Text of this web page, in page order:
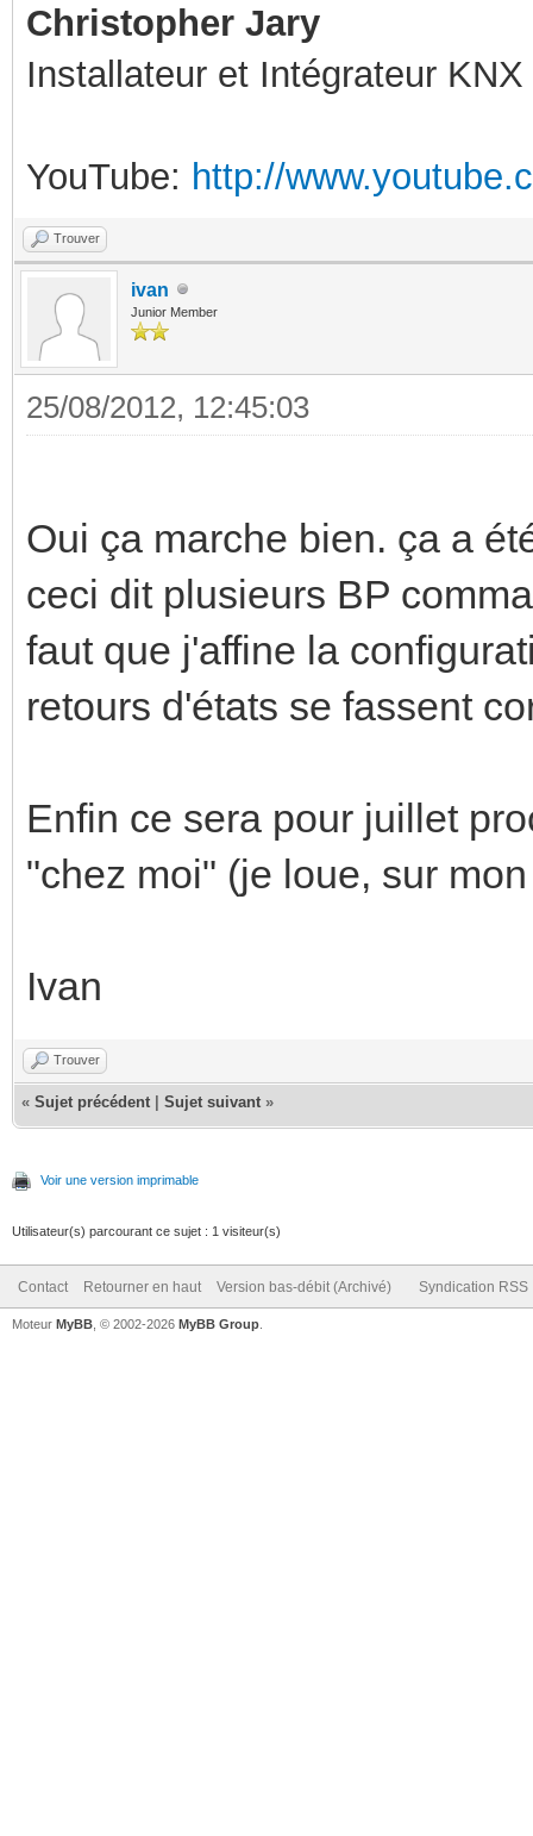
Christopher Jary
Installateur et Intégrateur KNX
YouTube: http://
Trouver
ivan
Junior Member
25/08/2012, 12:45:03
Oui ça marche bien. ça a
ceci dit plusieurs BP
faut que j'affine la
retours d'états se fassent
Enfin ce sera pour juillet
"chez moi" (je loue, sur
Ivan
Trouver
« Sujet précédent Sujet suivant »
Voir une version imprimable
Utilisateur(s) parcourant ce sujet : 1 visiteur(s)
Contact Retourner en haut Version bas-débit (Archivé) Syndication RSS
Moteur MyBB , © 2002-2026 MyBB Group